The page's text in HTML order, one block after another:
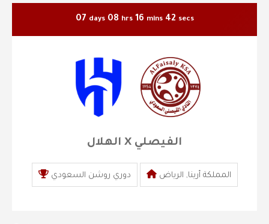
07 days 08 hrs 16 mins 39 secs
الهلال X الفيصلي
دوري روشن السعودي المملكة أرينا, الرياض